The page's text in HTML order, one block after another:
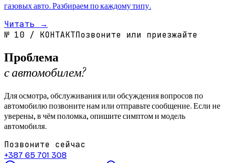
газовых авто. Разбираем по каждому типу.
Читать →
№ 10 / КОНТАКТПозвоните или приезжайте
Проблема
с автомобилем?
Для осмотра, обслуживания или обсуждения вопросов по
автомобилю позвоните нам или отправьте сообщение. Если не
уверены, в чём поломка, опишите симптом и модель
автомобиля.
Позвоните сейчас
+387 65 701 308